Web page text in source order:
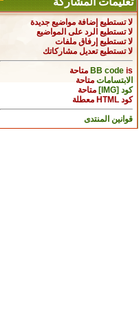
لا تستطيع إضافة مواضيع جديدة
لا تستطيع الرد على المواضيع
لا تستطيع إرفاق ملفات
لا تستطيعتعديل مشاركاتك
BB codeis
متاحة
الابتسامات متاحة
كود [IMG]
متاحة
كود HTML
معطلة
قوانين المنتدى